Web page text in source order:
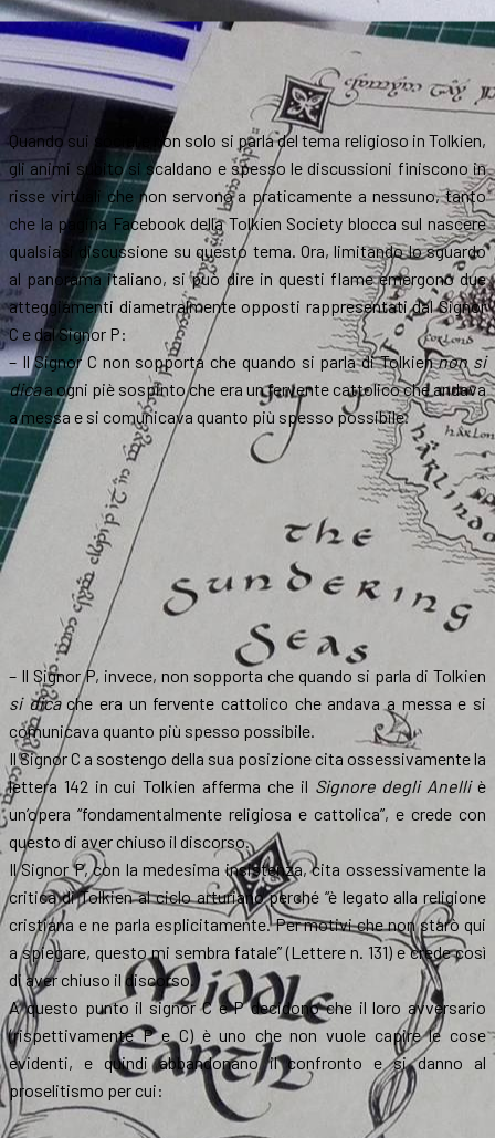
Quando sui social e non solo si parla del tema religioso in Tolkien,
gli animi subito si scaldano e spesso le discussioni finiscono in
risse virtuali che non servono a praticamente a nessuno, tanto
che la pagina Facebook della Tolkien Society blocca sul nascere
qualsiasi discussione su questo tema. Ora, limitando lo sguardo
al panorama italiano, si può dire in questi flame emergono due
atteggiamenti diametralmente opposti rappresentati dal Signor
C e dal Signor P:
– Il Signor C non sopporta che quando si parla di Tolkiennon si
dicaa ogni piè sospinto che era un fervente cattolico che andava
a messa e si comunicava quanto più spesso possibile.
– Il Signor P, invece, non sopporta che quando si parla di Tolkien
si dicache era un fervente cattolico che andava a messa e si
comunicava quanto più spesso possibile.
Il Signor C a sostengo della sua posizione cita ossessivamente la
lettera 142 in cui Tolkien afferma che il Signore degli Anelliè
un’opera “fondamentalmente religiosa e cattolica”, e crede con
questo di aver chiuso il discorso.
Il Signor P, con la medesima insistenza, cita ossessivamente la
critica di Tolkien al ciclo arturiano perché “è legato alla religione
cristiana e ne parla esplicitamente. Per motivi che non starò qui
a spiegare, questo mi sembra fatale” (Lettere n. 131) e crede così
di aver chiuso il discorso.
A questo punto il signor C e P decidono che il loro avversario
(rispettivamente P e C) è uno che non vuole capire le cose
evidenti, e quindi abbandonano il confronto e si danno al
proselitismo per cui: